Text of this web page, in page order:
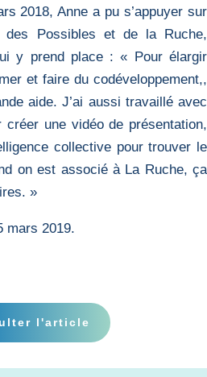
2018, Anne a pu s’appuyer sur
des Possibles et de la Ruche,
y prend place : « Pour élargir
et faire du codéveloppement,,
aide. J’ai aussi travaillé avec
créer une vidéo de présentation,
collective pour trouver le
on est associé à La Ruche, ça
»
mars 2019.
l'article